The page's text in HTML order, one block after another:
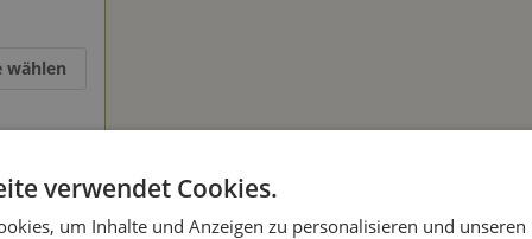
wählen
verwendet Cookies.
um Inhalte und Anzeigen zu personalisieren und